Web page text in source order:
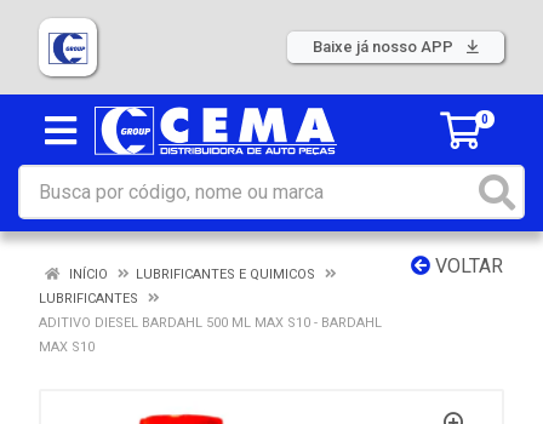
Baixe já nosso APP
0
VOLTAR
INÍCIO
LUBRIFICANTES E QUIMICOS
LUBRIFICANTES
ADITIVO DIESEL BARDAHL 500 ML MAX S10 - BARDAHL
MAX S10